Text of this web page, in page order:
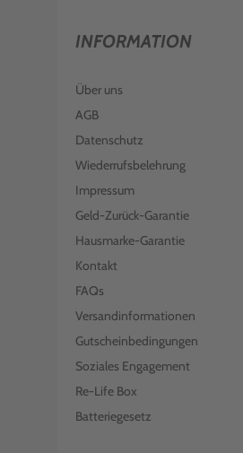
INFORMATION
Über uns
AGB
Datenschutz
Wiederrufsbelehrung
Impressum
Geld-Zurück-Garantie
Hausmarke-Garantie
Kontakt
FAQs
Versandinformationen
Gutscheinbedingungen
Soziales Engagement
Re-Life Box
Batteriegesetz